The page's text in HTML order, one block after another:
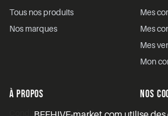
Tous nos produits
Nos marques
Mes
Mes
Mes
Mon
À PROPOS
Conditions Générales de
NOS